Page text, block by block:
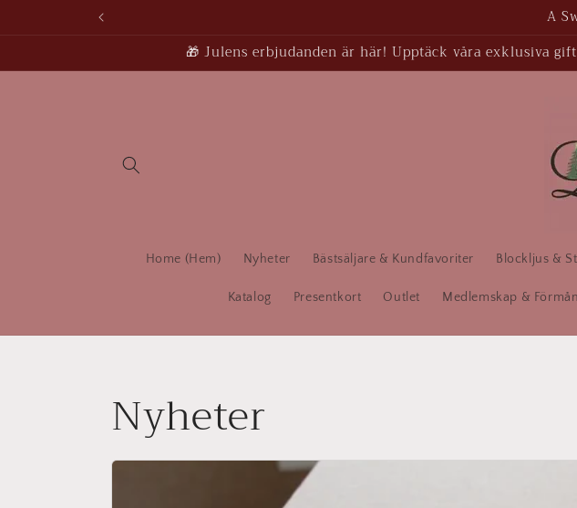
A
🎁 Julens erbjudanden är här! Upptäck våra exklusiva
Home (Hem) Nyheter Bästsäljare & Kundfavoriter Blockljus &
Katalog Presentkort Outlet Medlemskap &
Nyheter